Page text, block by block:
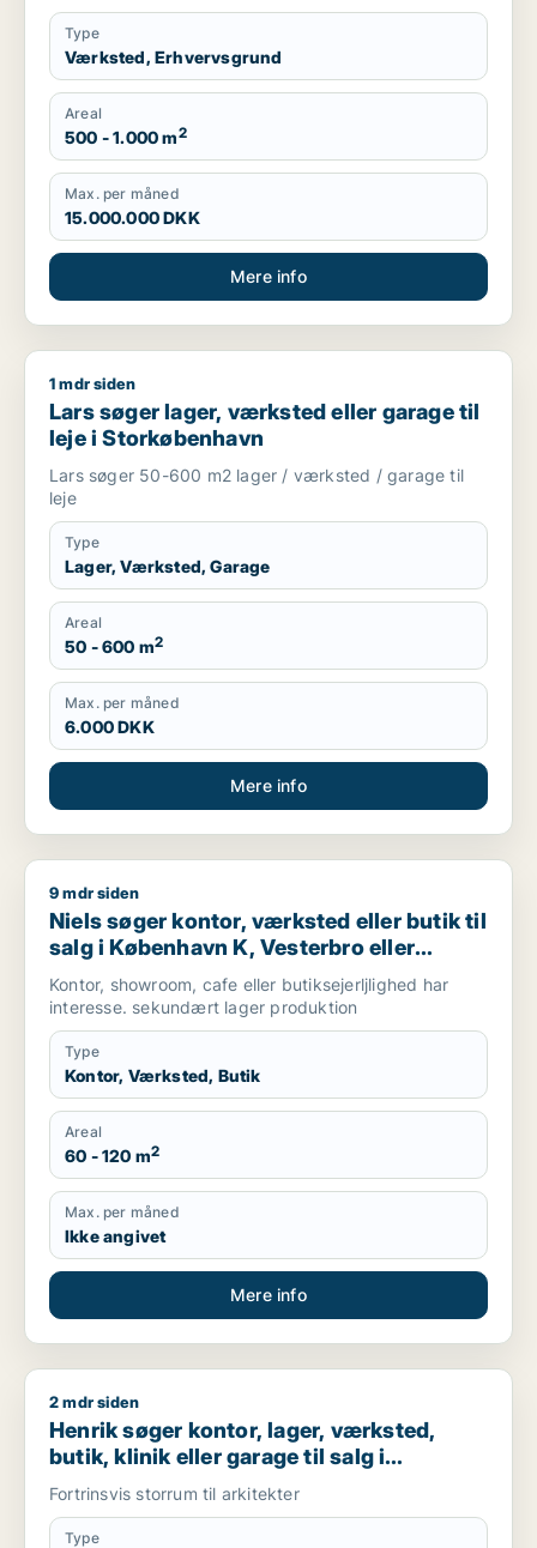
Type
Værksted, Erhvervsgrund
Areal
500 - 1.000 m2
Max. per måned
15.000.000 DKK
Mere info
Lars søger lager, værksted eller garage til leje i
1 mdr siden
Lars søger lager, værksted eller garage til
leje i Storkøbenhavn
Lars søger 50-600 m2 lager / værksted / garage til
leje
Type
Lager, Værksted, Garage
Areal
50 - 600 m2
Max. per måned
6.000 DKK
Mere info
Niels søger kontor, værksted eller butik til salg i København
9 mdr siden
Niels søger kontor, værksted eller butik til
salg i København K, Vesterbro eller
Frederiksberg m.fl.
Kontor, showroom, cafe eller butiksejerljlighed har
interesse. sekundært lager produktion
Type
Kontor, Værksted, Butik
Areal
60 - 120 m2
Max. per måned
Ikke angivet
Mere info
Henrik søger kontor, lager, værksted, butik, klinik eller
2 mdr siden
Henrik søger kontor, lager, værksted,
butik, klinik eller garage til salg i
København K, Vesterbro eller
Fortrinsvis storrum til arkitekter
Type